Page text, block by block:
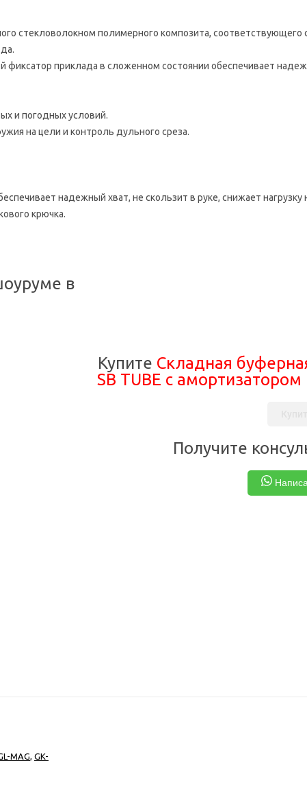
стекловолокном полимерного композита, соответствующего
приклада в сложенном состоянии обеспечивает
и погодных условий.
на цели и контроль дульного среза.
надежный хват, не скользит в руке, снижает нагрузку
крючка.
в
Купите Складная
SB TUBE с
Получите
MAG, GK-